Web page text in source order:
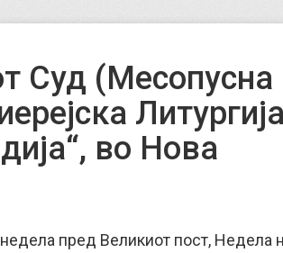
Суд (Месопусна
Литургија
во Нова
пред Великиот пост, Недела